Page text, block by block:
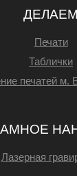
ДЕЛАЕМ
Печати
Таблички
печатей м.
Лазерная